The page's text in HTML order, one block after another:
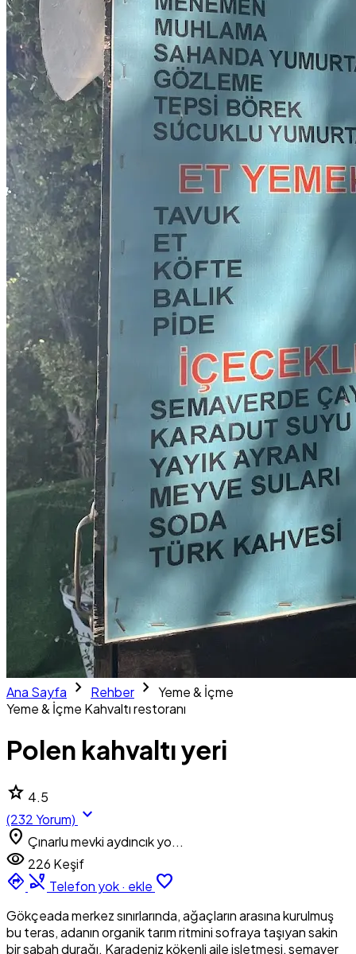
Ana Sayfa chevron_right Rehber chevron_right Yeme & İçme
Yeme & İçme Kahvaltı restoranı
Polen kahvaltı yeri
star 4.5
(232 Yorum) expand_more
location_on Çınarlu mevki aydıncık yo...
visibility 226 Keşif
directions phone_disabled Telefon yok · ekle favorite_border
Gökçeada merkez sınırlarında, ağaçların arasına kurulmuş
bu teras, adanın organik tarım ritmini sofraya taşıyan sakin
bir sabah durağı. Karadeniz kökenli aile işletmesi, semaver